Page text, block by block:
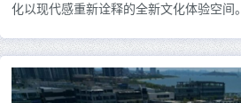
化以现代感重新诠释的全新文化体验空间。